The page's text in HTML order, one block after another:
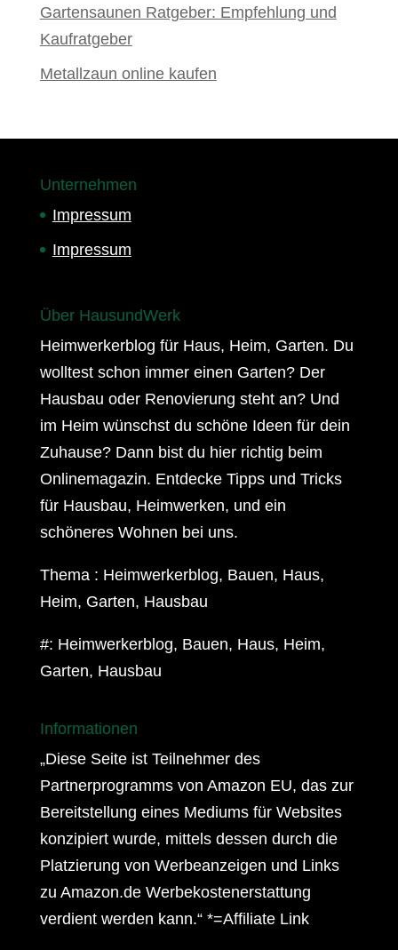
Gartensaunen Ratgeber: Empfehlung und
Kaufratgeber
Metallzaun online kaufen
Unternehmen
Impressum
Impressum
Über HausundWerk
Heimwerkerblog für Haus, Heim, Garten. Du
wolltest schon immer einen Garten? Der
Hausbau oder Renovierung steht an? Und
im Heim wünschst du schöne Ideen für dein
Zuhause? Dann bist du hier richtig beim
Onlinemagazin. Entdecke Tipps und Tricks
für Hausbau, Heimwerken, und ein
schöneres Wohnen bei uns.
Thema : Heimwerkerblog, Bauen, Haus,
Heim, Garten, Hausbau
#: Heimwerkerblog, Bauen, Haus, Heim,
Garten, Hausbau
Informationen
„Diese Seite ist Teilnehmer des
Partnerprogramms von Amazon EU, das zur
Bereitstellung eines Mediums für Websites
konzipiert wurde, mittels dessen durch die
Platzierung von Werbeanzeigen und Links
zu Amazon.de Werbekostenerstattung
verdient werden kann.“ *=Affiliate Link